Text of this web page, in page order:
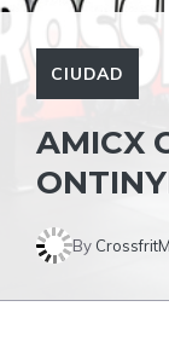
CIUDAD
AMICX
By